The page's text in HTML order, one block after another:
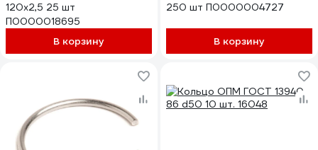
120x2,5 25 шт
П0000018695
В корзину
250 шт П0000004727
В корзину